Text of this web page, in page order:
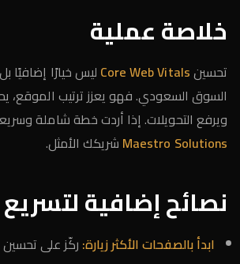
خلاصة عملية
تحسينCore Web Vitals ليس خيارًا إضافيًا
السوق السعودي. فهو يعزز ترتيب الموقع،
ويرفع التحويلات. إذا أردت خطة شاملة
Maestro Solutions شريكك الأمثل.
نصائح إضافية
ابدأ بالصفحات الأكثر زيارة: ركّز على تحسين